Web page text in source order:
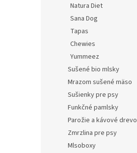
Natura Diet
Sana Dog
Tapas
Chewies
Yummeez
Sušené bio mlsky
Mrazom sušené mäso
Sušienky pre psy
Funkčné pamlsky
Parožie a kávové drevo
Zmrzlina pre psy
Mlsoboxy